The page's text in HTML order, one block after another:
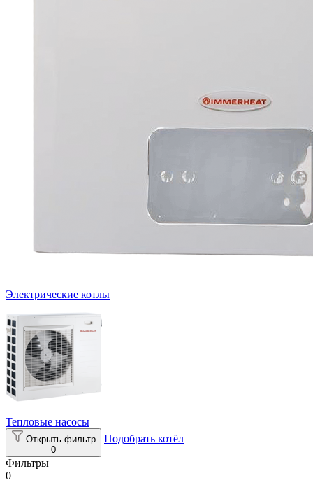
Электрические котлы
Тепловые насосы
Открыть фильтр
0
Подобрать котёл
Фильтры
0